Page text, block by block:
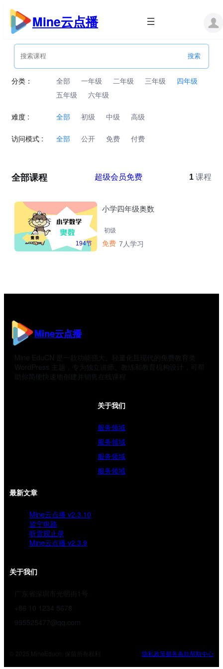
跳
内
Mine云点播
分类： 全部 一年级 二年级 三年级
四年级
五年级
六年级
难度 : 全部 初级 中级 高级
访问模式 : 全部 公开 免费 付费
全部课程 超级会员免费 1 课程
194节
小学四年级奥数
初级
免费 7人学习
Mine云点播
Mine EduCN 是一款功能强大、轻量化且现代的免费教育类
WordPress 主题，专为独立讲师、教练和教育机构设计，可帮
助你简便快速地创建并销售在线课程
关于我们
服务领域
服务领域
服务领域
服务领域
最新文章
Mine云点播 v2.3.10
皆宁电路
听雷观止录
Mine云点播 v2.3.9
关于我们
广东省深圳市光明街1号
+86 10 1234 5678
995525477@qq.com
© 2025 MineEducn. 保留所有权利 隐私政策服务条款帮助中心